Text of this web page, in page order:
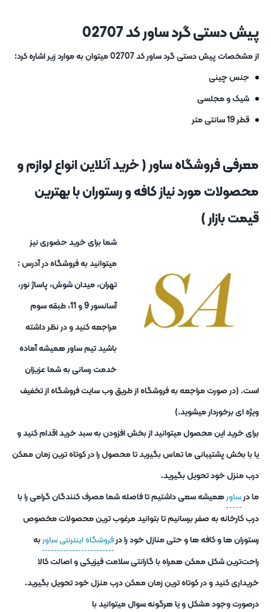
پیش دستی گرد ساور کد 02707
از مشخصات پیش دستی گرد ساور کد 02707 میتوان به موارد زیر اشاره کرد:
جنس چینی
شیک و مجلسی
قطر 19 سانتی متر
معرفی فروشگاه ساور ( خرید آنلاین انواع لوازم و
محصولات مورد نیاز کافه و رستوران با بهترین
قیمت بازار )
شما برای خرید حضوری نیز
میتوانید به فروشگاه در آدرس :
تهران، میدان شوش، پاساژ نور،
آسانسور 9 و 11، طبقه سوم
مراجعه کنید و در نظر داشته
باشید تیم ساور همیشه آماده
خدمت رسانی به شما عزیزان
است. (در صورت مراجعه به فروشگاه از طریق وب سایت فروشگاه از تخفیف
ویژه ای برخوردار میشوید.)
برای خرید این محصول میتوانید از بخش افزودن به سبد خرید اقدام کنید و
یا با بخش پشتیبانی ما تماس بگیرید تا محصول را در کوتاه ترین زمان ممکن
درب منزل خود تحویل بگیرید.
ما درساورهمیشه سعی داشتیم تا فاصله شما مصرف کنندگان گرامی را با
درب کارخانه به صفر برسانیم تا بتوانید مرغوب ترین محصولات مخصوص
رستوران ها و کافه ها و حتی منازل خود را درفروشگاه اینترنتی ساوربه
راحت‌ترین شکل ممکن همراه با گارانتی سلامت فیزیکی و اصالت کالا
خریداری کنید و در کوتاه ترین زمان ممکن درب منزل خود تحویل بگیرید.
درصورت وجود مشکل و یا هرگونه سوال میتوانید با